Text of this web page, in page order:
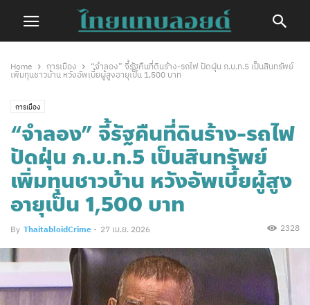
Home การเมือง
“จำลอง” จี้รัฐคืนที่ดินร้าง-รถไฟ ปัดฝุ่น ภ.บ.ท.5 เป็นสินทรัพย์
เพิ่มทุนชาวบ้าน หวังอัพเบี้ยผู้สูงอายุเป็น 1,500 บาท
การเมือง
“จำลอง” จี้รัฐคืนที่ดินร้าง-รถไฟ
ปัดฝุ่น ภ.บ.ท.5 เป็นสินทรัพย์
เพิ่มทุนชาวบ้าน หวังอัพเบี้ยผู้สูง
อายุเป็น 1,500 บาท
By ThaitabloidCrime - 27 เม.ย. 2026 2328